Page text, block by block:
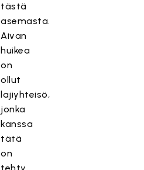
tästä
asemasta.
Aivan
huikea
on
ollut
lajiyhteisö,
jonka
kanssa
tätä
on